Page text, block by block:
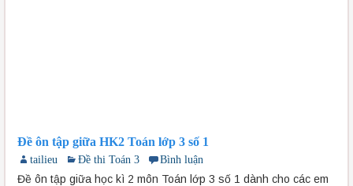
Đề ôn tập giữa HK2 Toán lớp 3 số 1
tailieu Đề thi Toán 3 Bình luận
Đề ôn tập giữa học kì 2 môn Toán lớp 3 số 1 dành cho các em